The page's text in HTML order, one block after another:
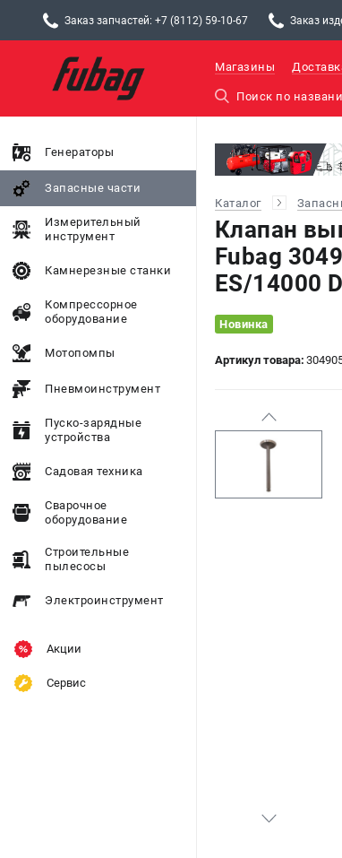
Заказ запчастей: +7 (8112) 59-10-67 Заказ
Магазины
Генераторы
Запасные части
Измерительный
инструмент
Камнерезные станки
Компрессорное
оборудование
Мотопомпы
Пневмоинструмент
Пуско-зарядные
устройства
Садовая техника
Сварочное
оборудование
Строительные
пылесосы
Электроинструмент
Акции
Сервис
Каталог
Клапан
Fubag
ES/14000
Новинка
Артикул товара: